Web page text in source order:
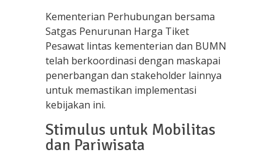
Kementerian Perhubungan bersama
Satgas Penurunan Harga Tiket
Pesawat lintas kementerian dan BUMN
telah berkoordinasi dengan maskapai
penerbangan dan stakeholder lainnya
untuk memastikan implementasi
kebijakan ini.
Stimulus untuk Mobilitas
dan Pariwisata